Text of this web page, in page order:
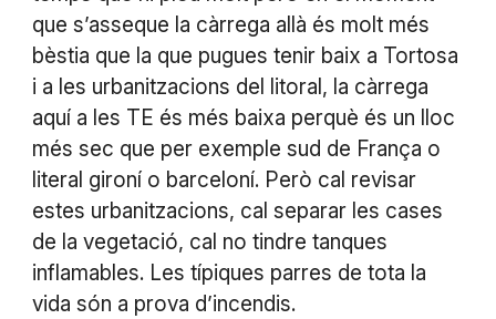
que s’asseque la càrrega allà és molt més
bèstia que la que pugues tenir baix a Tortosa
i a les urbanitzacions del litoral, la càrrega
aquí a les TE és més baixa perquè és un lloc
més sec que per exemple sud de França o
literal gironí o barceloní. Però cal revisar
estes urbanitzacions, cal separar les cases
de la vegetació, cal no tindre tanques
inflamables. Les típiques parres de tota la
vida són a prova d’incendis.